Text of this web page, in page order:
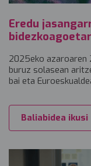
Eredu
2025eko azaroaren
buruz solasean
bai eta
Baliabidea ikusi